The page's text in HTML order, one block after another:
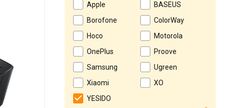
Apple
BASEUS
Borofone
ColorWay
Hoco
Motorola
OnePlus
Proove
Samsung
Ugreen
Xiaomi
XO
YESIDO